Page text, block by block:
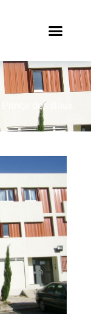
Prince des Baux